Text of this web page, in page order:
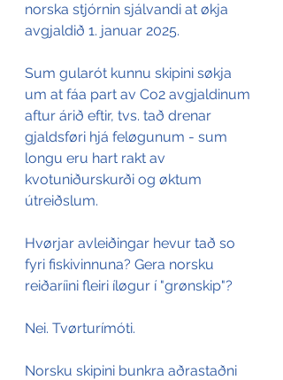
norska stjórnin sjálvandi at økja
avgjaldið 1. januar 2025.
Sum gularót kunnu skipini søkja
um at fáa part av Co2 avgjaldinum
aftur árið eftir, tvs. tað drenar
gjaldsføri hjá feløgunum - sum
longu eru hart rakt av
kvotuniðurskurði og øktum
útreiðslum.
Hvørjar avleiðingar hevur tað so
fyri fiskivinnuna? Gera norsku
reiðaríini fleiri íløgur í "grønskip"?
Nei. Tvørturímóti.
Norsku skipini bunkra aðrastaðni